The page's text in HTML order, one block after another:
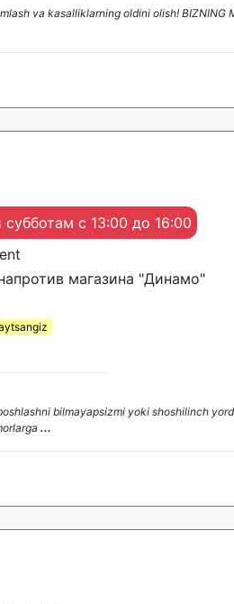
va kasalliklarning oldini olish! BIZNING
с 13:00 до 16:00
магазина "Динамо"
bilmayapsizmi yoki shoshilinch
...